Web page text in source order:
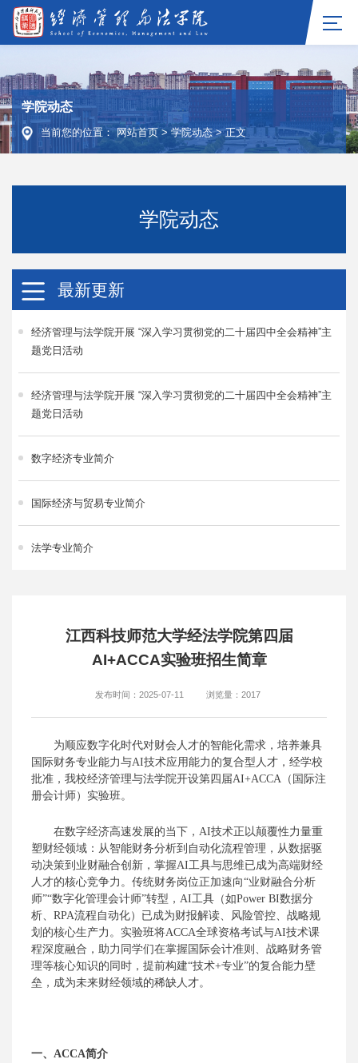
学院动态
当前您的位置：网站首页 > 学院动态>正文
学院动态
最新更新
经济管理与法学院开展 “深入学习贯彻党的二十届四中全会精神”主
题党日活动
经济管理与法学院开展 “深入学习贯彻党的二十届四中全会精神”主
题党日活动
数字经济专业简介
国际经济与贸易专业简介
法学专业简介
江西科技师范大学经法学院第四届
AI+ACCA实验班招生简章
发布时间：2025-07-11 浏览量： 2017
为顺应数字化时代对财会人才的智能化需求，培养兼具
国际财务专业能力与AI技术应用能力的复合型人才，经学校
批准，我校经济管理与法学院开设第四 届AI+ACCA（国际注
册会计师）实验班。
在数字经济高速发展的当下， AI技术正以颠覆性力量重
塑财经领域：从智能财务分析到自动化流程管理，从数据驱
动决策到业财融合创新，掌握AI工具与思维已成为高端财经
人才的核心竞争力。传统财务岗位正加速向“业财融合分析
师”“数字化管理会计师”转型，AI工具（如Power BI数据分
析、RPA流程自动化）已成为财报解读、风险管控、战略规
划的核心生产力。 实验班将ACCA全球资格考试与AI技术课
程深度融合， 助力同学们在掌握国际会计准则、战略财务管
理等核心知识的同时，提前构建“技术+专业”的复合能力壁
垒，成为未来财经领域的稀缺人才。
一、 ACCA简介